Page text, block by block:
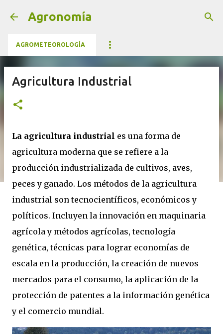
Ir al contenido principal
Agronomía
AGROMETEOROLOGÍA
Agricultura Industrial
La agricultura industrial es una forma de
agricultura moderna que se refiere a la
producción industrializada de cultivos, aves,
peces y ganado. Los métodos de la agricultura
industrial son tecnocientíficos, económicos y
políticos. Incluyen la innovación en maquinaria
agrícola y métodos agrícolas, tecnología
genética, técnicas para lograr economías de
escala en la producción, la creación de nuevos
mercados para el consumo, la aplicación de la
protección de patentes a la información genética
y el comercio mundial.